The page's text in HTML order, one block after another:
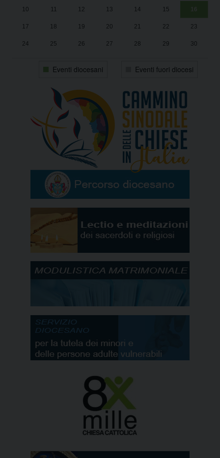
10 11 12 13 14 15 16
17 18 19 20 21 22 23
24 25 26 27 28 29 30
Eventi diocesani Eventi fuori diocesi